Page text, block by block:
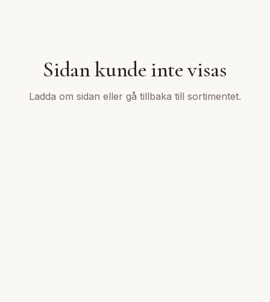
Sidan kunde inte visas
Ladda om sidan eller gå tillbaka till sortimentet.